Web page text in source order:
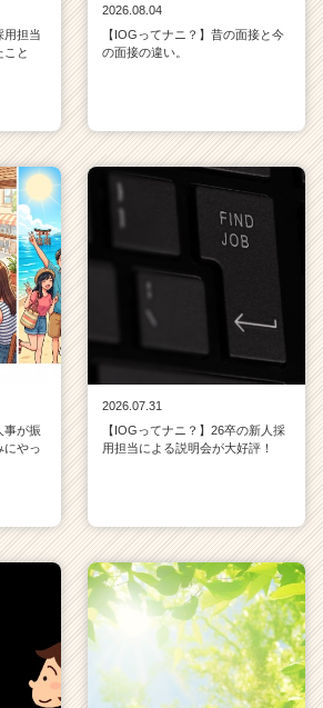
用担当
こと
2026.08.04
【IOGってナニ？】昔の面接と今
の面接の違い。
事が振
にやっ
2026.07.31
【IOGってナニ？】26卒の新人採
用担当による説明会が大好評！